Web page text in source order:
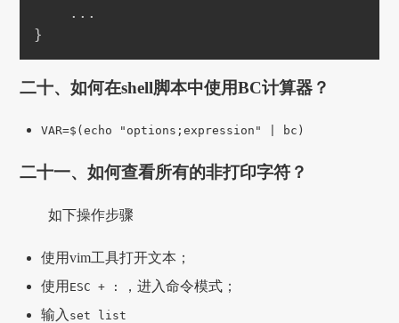
..
}
二十、如何在shell脚本中使用BC计算器？
VAR=$(echo "options;expression" | bc)
二十一、如何查看所有的非打印字符？
如下操作步骤
使用vim工具打开文本；
使用 ESC + :
，进入命令模式；
输入 set list